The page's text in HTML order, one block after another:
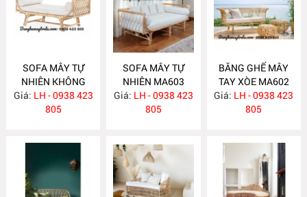
SOFA MÂY TỰ
NHIÊN KHÔNG
TỰA MA604
Giá: LH - 0938 423
805
SOFA MÂY TỰ
NHIÊN MA603
Giá: LH - 0938 423
805
BĂNG GHẾ MÂY
TAY XÒE MA602
Giá: LH - 0938 423
805